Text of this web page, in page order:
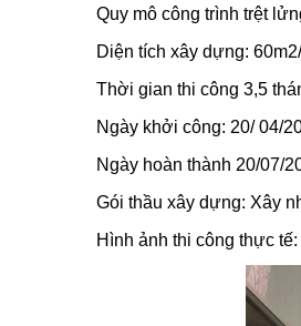
Quy mô công trình trệt
Diện tích xây dựng:
Thời gian thi công 3,5
Ngày khởi công: 20/ 04/
Ngày hoàn thành 20/07/
Gói thầu xây dựng: Xây
Hình ảnh thi công thực tế: